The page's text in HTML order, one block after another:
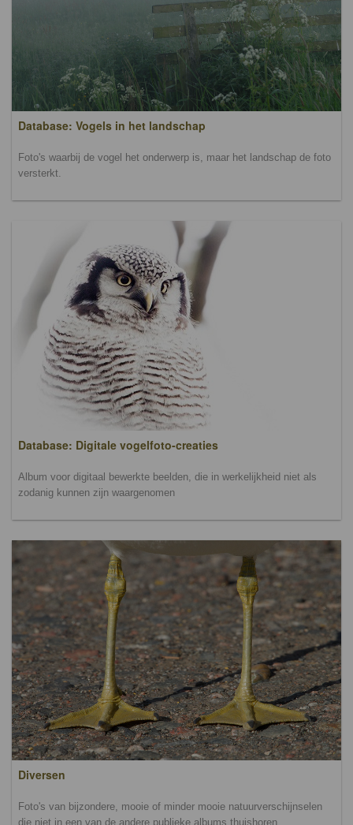
Database: Vogels in het landschap
Foto's waarbij de vogel het onderwerp is, maar het landschap de foto
versterkt.
Database: Digitale vogelfoto-creaties
Album voor digitaal bewerkte beelden, die in werkelijkheid niet als
zodanig kunnen zijn waargenomen
Diversen
Foto's van bijzondere, mooie of minder mooie natuurverschijnselen
die niet in een van de andere publieke albums thuishoren